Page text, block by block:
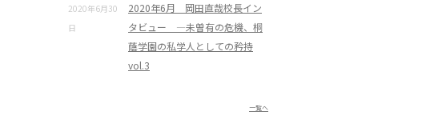
2020年6月30
日
2020年6月 岡田直哉校長イン
タビュー ―未曽有の危機、桐
蔭学園の私学人としての矜持
vol.3
一覧へ